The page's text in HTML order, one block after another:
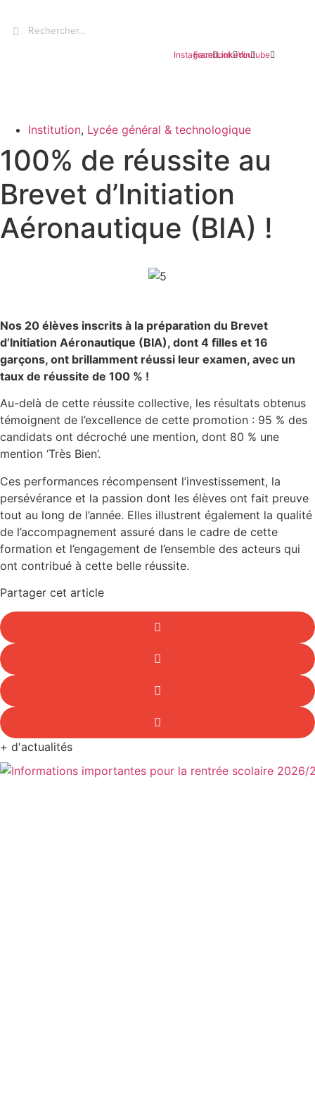
InstagramFacebookLinkedinYoutube
Institution, Lycée général & technologique
100% de réussite au
Brevet d’Initiation
Aéronautique (BIA) !
Nos 20 élèves inscrits à la préparation du Brevet
d’Initiation Aéronautique (BIA), dont 4 filles et 16
garçons, ont brillamment réussi leur examen, avec un
taux de réussite de 100 % !
Au-delà de cette réussite collective, les résultats obtenus
témoignent de l’excellence de cette promotion : 95 % des
candidats ont décroché une mention, dont 80 % une
mention ‘Très Bien’.
Ces performances récompensent l’investissement, la
persévérance et la passion dont les élèves ont fait preuve
tout au long de l’année. Elles illustrent également la qualité
de l’accompagnement assuré dans le cadre de cette
formation et l’engagement de l’ensemble des acteurs qui
ont contribué à cette belle réussite.
Partager cet article
+ d'actualités